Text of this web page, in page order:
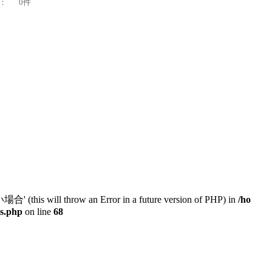
0件
合' (this will throw an Error in a future version of PHP) in /ho
on line 68